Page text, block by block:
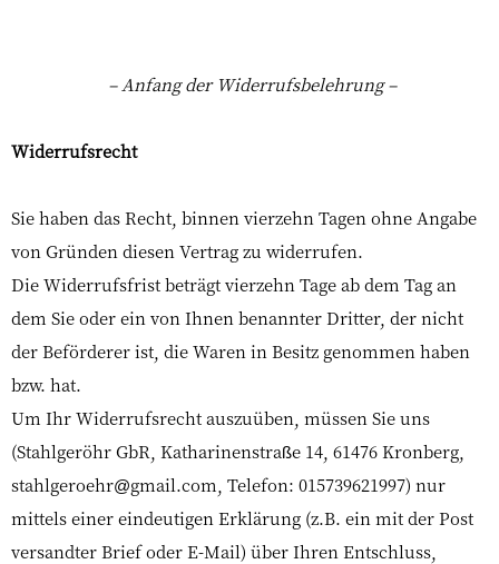
– Anfang der Widerrufsbelehrung –
Widerrufsrecht
Sie haben das Recht, binnen vierzehn Tagen ohne Angabe
von Gründen diesen Vertrag zu widerrufen.
Die Widerrufsfrist beträgt vierzehn Tage ab dem Tag an
dem Sie oder ein von Ihnen benannter Dritter, der nicht
der Beförderer ist, die Waren in Besitz genommen haben
bzw. hat.
Um Ihr Widerrufsrecht auszuüben, müssen Sie uns
(Stahlgeröhr GbR, Katharinenstraße 14, 61476 Kronberg,
stahlgeroehr@gmail.com, Telefon: 015739621997) nur
mittels einer eindeutigen Erklärung (z.B. ein mit der Post
versandter Brief oder E-Mail) über Ihren Entschluss,